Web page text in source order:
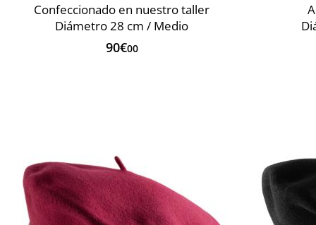
Confeccionado en nuestro taller
Diámetro 28 cm / Medio
90€00